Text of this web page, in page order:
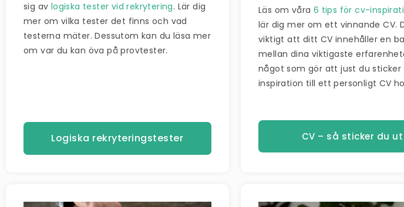
sig av logiska tester vid rekrytering. Lär dig
mer om vilka tester det finns och vad
testerna mäter. Dessutom kan du läsa mer
om var du kan öva på provtester.
Logiska rekryteringstester
Läs om våra 6 tips för cv-
lär dig mer om ett vinnande CV.
viktigt att ditt CV innehåller en
mellan dina viktigaste
något som gör att just du sticker
inspiration till ett personligt CV
CV – så sticker du ut